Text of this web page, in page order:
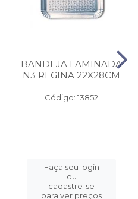
BANDEJA LAMINADA
N3 REGINA 22X28CM
Código: 13852
Faça seu login
ou
cadastre-se
para ver preços